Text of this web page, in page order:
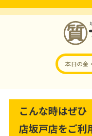
本日の金
こんな時はぜひ
店坂戸店をご利